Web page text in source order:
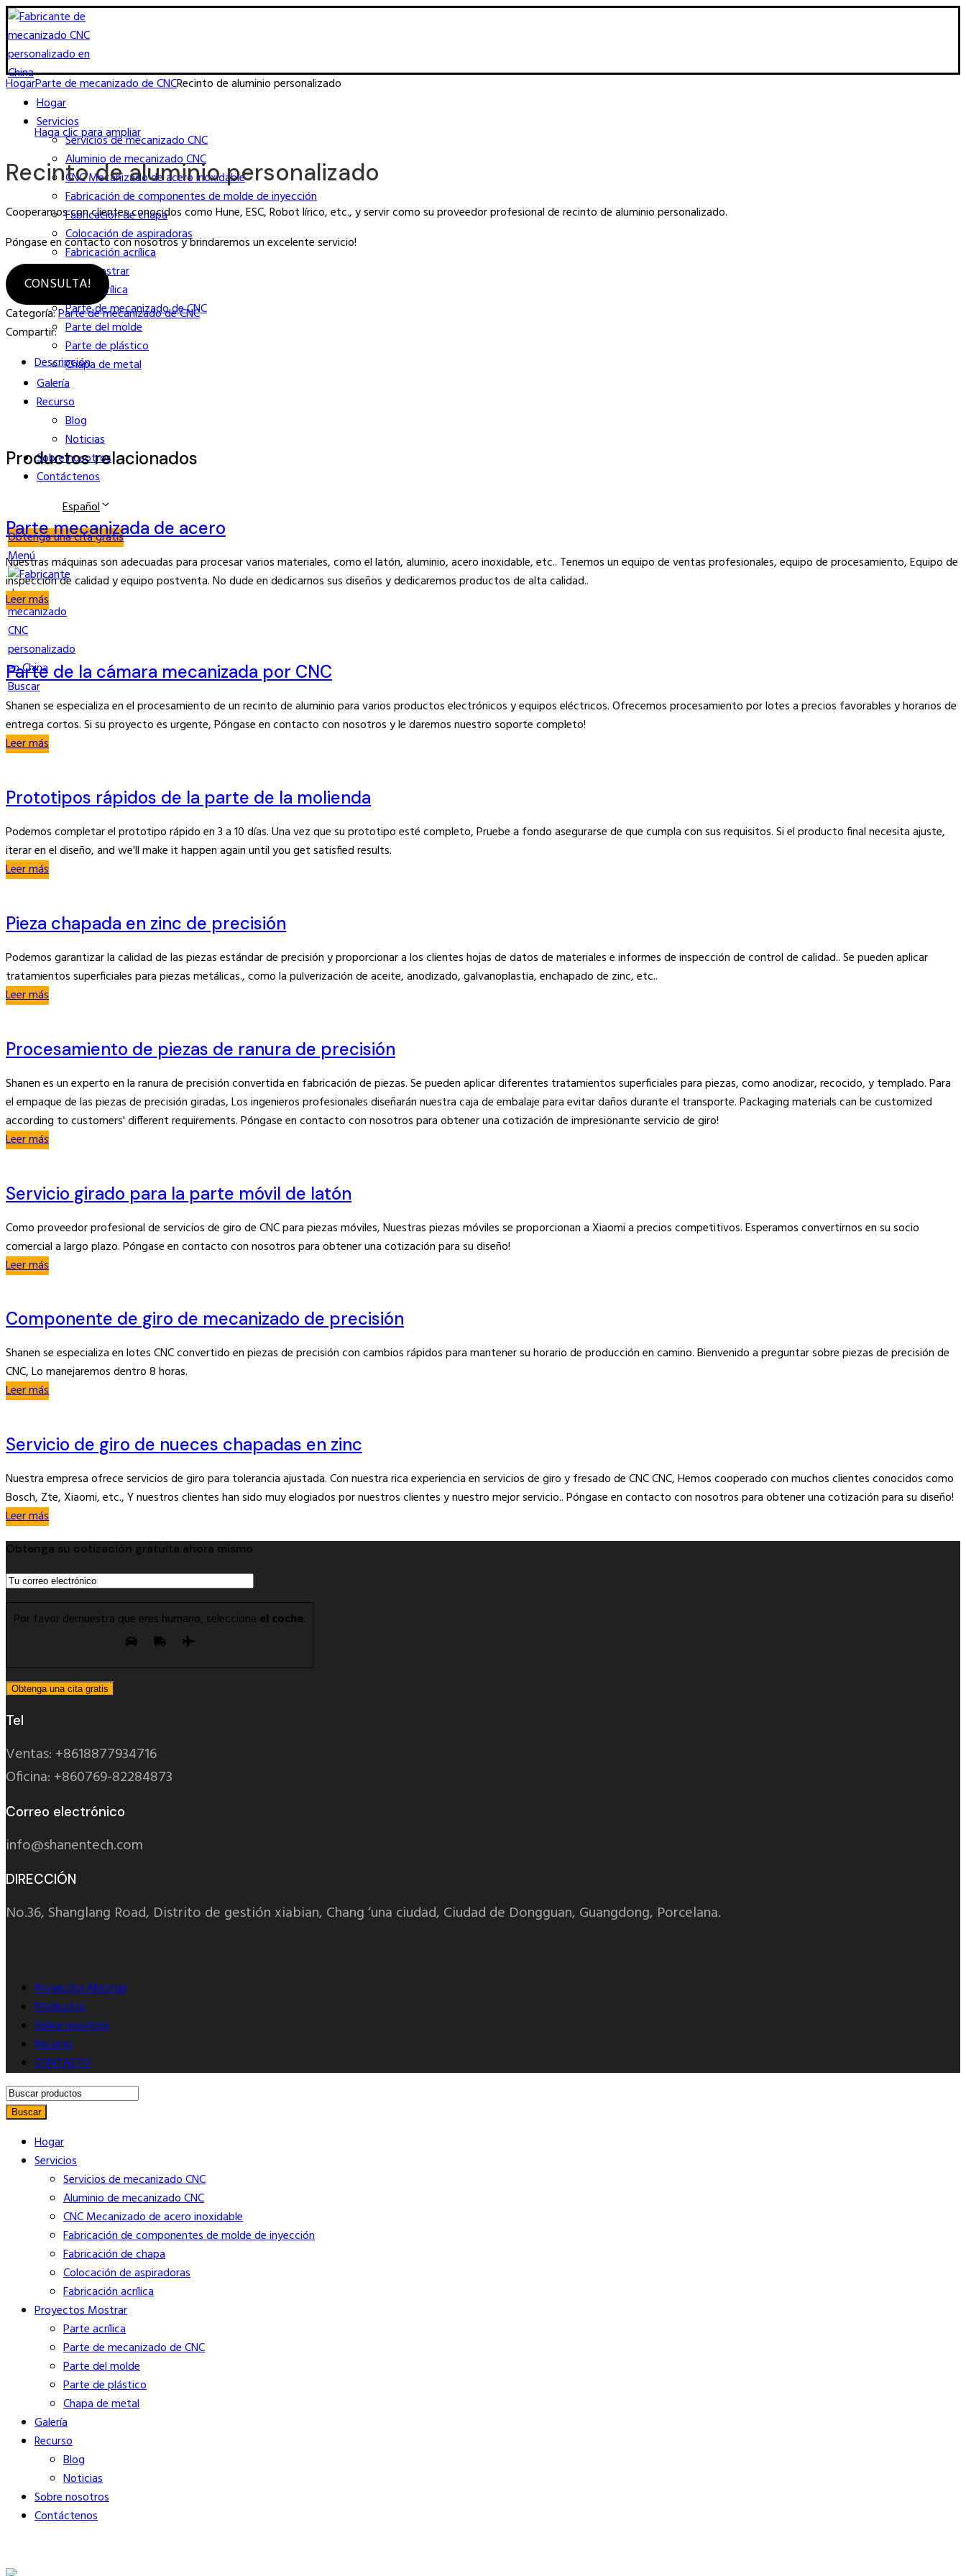
Hogar
Servicios
Servicios de mecanizado CNC
Aluminio de mecanizado CNC
CNC Mecanizado de acero inoxidable
Fabricación de componentes de molde de inyección
Fabricación de chapa
Colocación de aspiradoras
Fabricación acrílica
Proyectos Mostrar
Parte acrílica
Parte de mecanizado de CNC
Parte del molde
Parte de plástico
Chapa de metal
Galería
Recurso
Blog
Noticias
Sobre nosotros
Contáctenos
Español
Obtenga una cita gratis
Menú
Buscar
HogarParte de mecanizado de CNCRecinto de aluminio personalizado
Haga clic para ampliar
Recinto de aluminio personalizado
Cooperamos con clientes conocidos como Hune, ESC, Robot lírico, etc., y servir como su proveedor profesional de recinto de aluminio personalizado.
Póngase en contacto con nosotros y brindaremos un excelente servicio!
CONSULTA!
Categoría:Parte de mecanizado de CNC
Compartir:
Descripción
Productos relacionados
Parte mecanizada de acero
Nuestras máquinas son adecuadas para procesar varios materiales, como el latón, aluminio, acero inoxidable, etc.. Tenemos un equipo de ventas profesionales, equipo de procesamiento, Equipo de
inspección de calidad y equipo postventa. No dude en dedicarnos sus diseños y dedicaremos productos de alta calidad..
Leer más
Parte de la cámara mecanizada por CNC
Shanen se especializa en el procesamiento de un recinto de aluminio para varios productos electrónicos y equipos eléctricos. Ofrecemos procesamiento por lotes a precios favorables y horarios de
entrega cortos. Si su proyecto es urgente, Póngase en contacto con nosotros y le daremos nuestro soporte completo!
Leer más
Prototipos rápidos de la parte de la molienda
Podemos completar el prototipo rápido en 3 a 10 días. Una vez que su prototipo esté completo, Pruebe a fondo asegurarse de que cumpla con sus requisitos. Si el producto final necesita ajuste,
iterar en el diseño,and we'll make it happen again until you get satisfied results.
Leer más
Pieza chapada en zinc de precisión
Podemos garantizar la calidad de las piezas estándar de precisión y proporcionar a los clientes hojas de datos de materiales e informes de inspección de control de calidad.. Se pueden aplicar
tratamientos superficiales para piezas metálicas., como la pulverización de aceite, anodizado, galvanoplastia, enchapado de zinc, etc..
Leer más
Procesamiento de piezas de ranura de precisión
Shanen es un experto en la ranura de precisión convertida en fabricación de piezas. Se pueden aplicar diferentes tratamientos superficiales para piezas, como anodizar, recocido, y templado. Para
el empaque de las piezas de precisión giradas, Los ingenieros profesionales diseñarán nuestra caja de embalaje para evitar daños durante el transporte.Packaging materials can be customized
according to customers' different requirements. Póngase en contacto con nosotros para obtener una cotización de impresionante servicio de giro!
Leer más
Servicio girado para la parte móvil de latón
Como proveedor profesional de servicios de giro de CNC para piezas móviles, Nuestras piezas móviles se proporcionan a Xiaomi a precios competitivos. Esperamos convertirnos en su socio
comercial a largo plazo. Póngase en contacto con nosotros para obtener una cotización para su diseño!
Leer más
Componente de giro de mecanizado de precisión
Shanen se especializa en lotes CNC convertido en piezas de precisión con cambios rápidos para mantener su horario de producción en camino. Bienvenido a preguntar sobre piezas de precisión de
CNC, Lo manejaremos dentro 8 horas.
Leer más
Servicio de giro de nueces chapadas en zinc
Nuestra empresa ofrece servicios de giro para tolerancia ajustada. Con nuestra rica experiencia en servicios de giro y fresado de CNC CNC, Hemos cooperado con muchos clientes conocidos como
Bosch, Zte, Xiaomi, etc., Y nuestros clientes han sido muy elogiados por nuestros clientes y nuestro mejor servicio.. Póngase en contacto con nosotros para obtener una cotización para su diseño!
Leer más
Obtenga su cotización gratuita ahora mismo
Por favor demuestra que eres humano, selecciona el coche.
Tel
Ventas: +8618877934716
Oficina: +860769-82284873
Correo electrónico
info@shanentech.com
DIRECCIÓN
No.36, Shanglang Road, Distrito de gestión xiabian, Chang ‘una ciudad, Ciudad de Dongguan, Guangdong, Porcelana.
Proyectos Mostrar
Productos
Sobre nosotros
Recurso
CONTACTO
Buscar
Hogar
Servicios
Servicios de mecanizado CNC
Aluminio de mecanizado CNC
CNC Mecanizado de acero inoxidable
Fabricación de componentes de molde de inyección
Fabricación de chapa
Colocación de aspiradoras
Fabricación acrílica
Proyectos Mostrar
Parte acrílica
Parte de mecanizado de CNC
Parte del molde
Parte de plástico
Chapa de metal
Galería
Recurso
Blog
Noticias
Sobre nosotros
Contáctenos